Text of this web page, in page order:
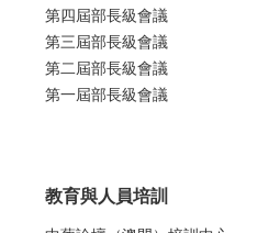
第四屆部長級會議
第三屆部長級會議
第二屆部長級會議
第一屆部長級會議
教育與人員培訓